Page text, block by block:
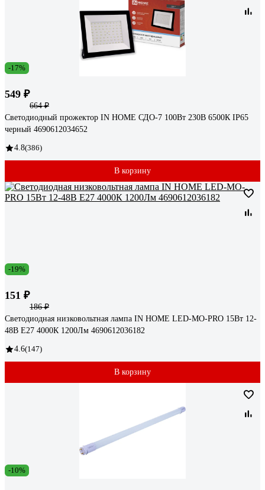
-17%
549 ₽
664 ₽
Светодиодный прожектор IN HOME СДО-7 100Вт 230В 6500К IP65
черный 4690612034652
4.8(386)
В корзину
-19%
151 ₽
186 ₽
Светодиодная низковольтная лампа IN HOME LED-MO-PRO 15Вт 12-
48В Е27 4000К 1200Лм 4690612036182
4.6(147)
В корзину
-10%